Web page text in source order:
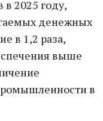
2025 году,
денежных
в 1,2 раза,
выше
в